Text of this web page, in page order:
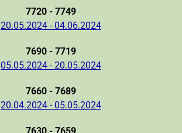
7720 - 7749
20.05.2024 - 04.06.2024
7690 - 7719
05.05.2024 - 20.05.2024
7660 - 7689
20.04.2024 - 05.05.2024